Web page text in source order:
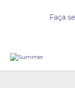
Faça